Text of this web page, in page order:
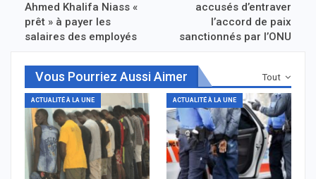
Ahmed Khalifa Niass «
prêt » à payer les
salaires des employés
accusés d’entraver
l’accord de paix
sanctionnés par l’ONU
Tout
Vous Pourriez Aussi Aimer
ACTUALITÉ À LA UNE ACTUALITÉ À LA UNE